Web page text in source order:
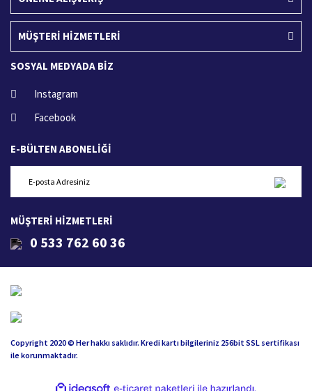
MÜŞTERİ HİZMETLERİ
SOSYAL MEDYADA BİZ
Instagram
Facebook
E-BÜLTEN ABONELİĞİ
MÜŞTERİ HİZMETLERİ
0 533 762 60 36
Copyright 2020 © Her hakkı saklıdır. Kredi kartı bilgileriniz 256bit SSL sertifikası
ile korunmaktadır.
ideasoft e-